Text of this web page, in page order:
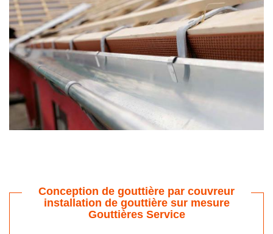
Conception de gouttière par couvreur
installation de gouttière sur mesure
Gouttières Service